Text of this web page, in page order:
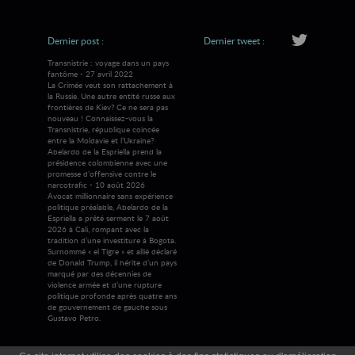
Dernier post :
Transnistrie : voyage dans un pays
fantôme - 27 avril 2022
La Crimée veut son rattachement à
la Russie. Une autre entité russe aux
frontières de Kiev? Ce ne sera pas
nouveau ! Connaissez-vous la
Transnistrie, république coincée
entre la Moldavie et l’Ukraine?
Abelardo de la Espriella prend la
présidence colombienne avec une
promesse d’offensive contre le
narcotrafic - 10 août 2026
Avocat millionnaire sans expérience
politique préalable, Abelardo de la
Espriella a prêté serment le 7 août
2026 à Cali, rompant avec la
tradition d’une investiture à Bogota.
Surnommé « el Tigre » et allié déclaré
de Donald Trump, il hérite d’un pays
marqué par des décennies de
violence armée et d’une rupture
politique profonde après quatre ans
de gouvernement de gauche sous
Gustavo Petro.
Dernier tweet :